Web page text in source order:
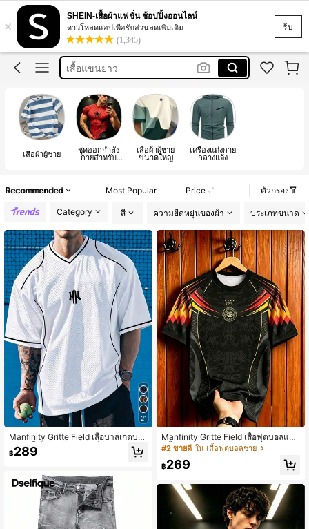
รับ
×
SHEIN-เสื้อผ้าแฟชั่น ช้อปปิ้งออนไลน์
ดาวโหลดแอปเพื่อรับส่วนลดเพิ่มเติม
(1,345)
กางเกง
เสื้อกล้าม
เสื้อแขนยาว
sumwon
กางเกง
เสื้อกล้าม
เสื้อผ้าผู้ชาย ชุดออกกำลัง
กายสำหรับ
เสื้อผ้าผู้ชาย
ขนาดใหญ่
เครื่องแต่งกาย
กลางแจ้ง
Recommended Most Popular Price ตัวกรอง
Category สี ความยืดหยุ่นของผ้า ประเภทขนาด
21
Manfinity Gritte Field เสื้อบาสเกตบอ
ลแขนสั้นคอวีลายทางสีบล็อกแฟชั่นสำ
หรับผู้ชาย
฿289
Manfinity Gritte Field เสื้อฟุตบอลแข
นสั้นลายเรขาคณิตสำหรับผู้ชาย
#2 ขายดี ใน เสื้อฟุตบอลชาย
฿269